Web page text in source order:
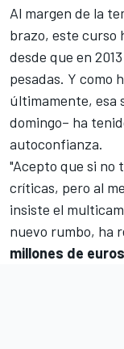
Al margen de la
brazo, este curso
desde que en
pesadas. Y como
últimamente, esa
domingo– ha
autoconfianza.
"Acepto que si no
críticas, pero al
insiste el
nuevo rumbo, ha
millones de euros